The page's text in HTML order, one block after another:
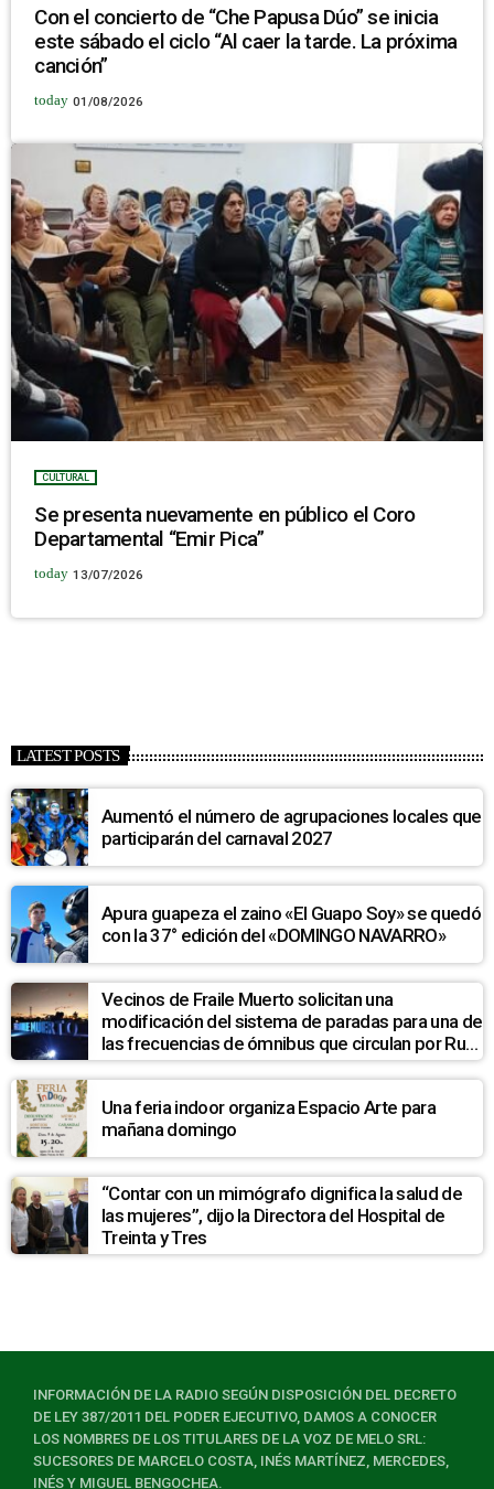
Con el concierto de “Che Papusa Dúo” se inicia
este sábado el ciclo “Al caer la tarde. La próxima
canción”
today 01/08/2026
CULTURAL
Se presenta nuevamente en público el Coro
Departamental “Emir Pica”
today 13/07/2026
LATEST POSTS
Aumentó el número de agrupaciones locales que
participarán del carnaval 2027
Apura guapeza el zaino «El Guapo Soy» se quedó
con la 37° edición del «DOMINGO NAVARRO»
Vecinos de Fraile Muerto solicitan una
modificación del sistema de paradas para una de
las frecuencias de ómnibus que circulan por Ruta
7
Una feria indoor organiza Espacio Arte para
mañana domingo
“Contar con un mimógrafo dignifica la salud de
las mujeres”, dijo la Directora del Hospital de
Treinta y Tres
INFORMACIÓN DE LA RADIO SEGÚN DISPOSICIÓN DEL DECRETO
DE LEY 387/2011 DEL PODER EJECUTIVO, DAMOS A CONOCER
LOS NOMBRES DE LOS TITULARES DE LA VOZ DE MELO SRL:
SUCESORES DE MARCELO COSTA, INÉS MARTÍNEZ, MERCEDES,
INÉS Y MIGUEL BENGOCHEA.